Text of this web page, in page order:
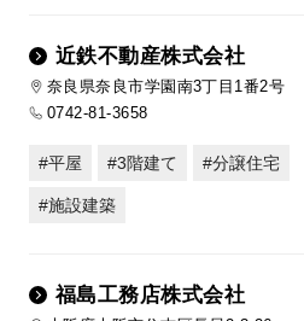
近鉄不動産株式会社
奈良県奈良市学園南3丁目1番2号
0742-81-3658
平屋 3階建て 分譲住宅
施設建築
福島工務店株式会社